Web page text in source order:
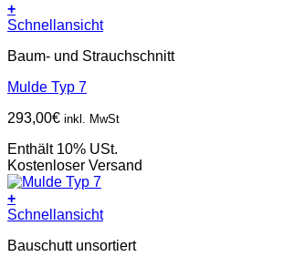
+
Schnellansicht
Baum- und Strauchschnitt
Mulde Typ 7
293,00€ inkl. MwSt
Enthält 10% USt.
Kostenloser Versand
+
Schnellansicht
Bauschutt unsortiert